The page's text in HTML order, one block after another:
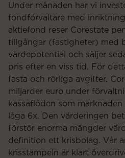
Under månaden har vi
fondförvaltare med
aktiefond reser Corestate
tillgångar (fastigheter) med
värdepotential och säljer
pris efter en viss tid. För
fasta och rörliga avgifter.
miljarder euro under
kassaflöden som
låga 6x. Den värderingen
förstör enorma mängder
definition ett krisbolag. Vår
krisstämpeln är klart